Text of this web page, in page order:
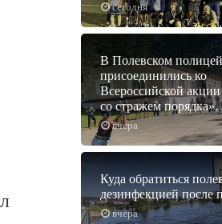
сегодня
вчера
В Полевском
присоединились ко
Всероссийской акции
со стражем порядка».
вчера
Куда обратиться
дезинфекцией после